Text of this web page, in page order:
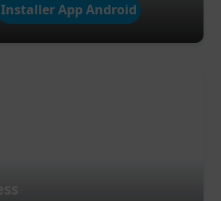
Installer App Android